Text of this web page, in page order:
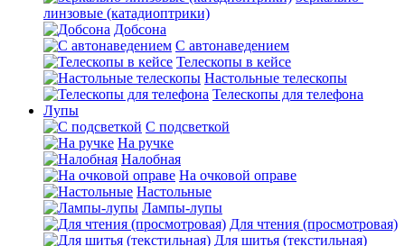
линзовые (катадиоптрики)
Добсона
С автонаведением
Телескопы в кейсе
Настольные телескопы
Телескопы для телефона
Лупы
С подсветкой
На ручке
Налобная
На очковой оправе
Настольные
Лампы-лупы
Для чтения (просмотровая)
Для шитья (текстильная)